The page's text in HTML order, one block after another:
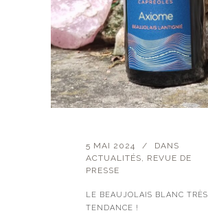
5 MAI 2024
DANS
ACTUALITÉS, REVUE DE
PRESSE
LE BEAUJOLAIS BLANC TRÈS
TENDANCE !